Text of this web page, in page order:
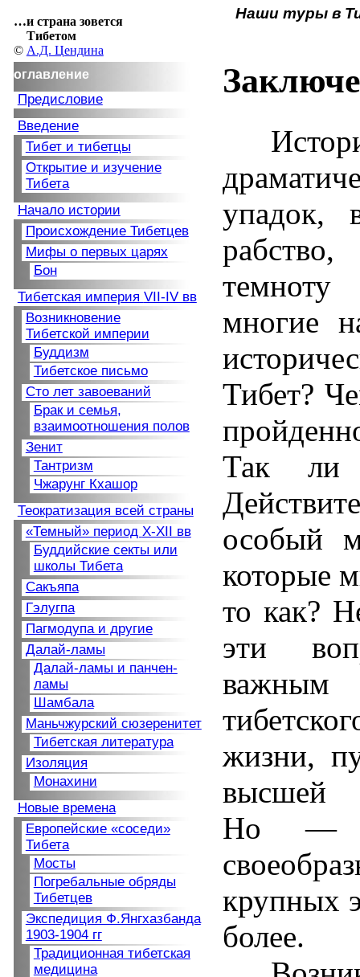
Наши туры в
…и страна зовется
Тибетом
© А.Д. Цендина
оглавление
Предисловие
Введение
Тибет и тибетцы
Открытие и изучение
Тибета
Начало истории
Происхождение Тибетцев
Мифы о первых царях
Бон
Тибетская империя VII-IV вв
Возникновение
Тибетской империи
Буддизм
Тибетское письмо
Сто лет завоеваний
Брак и семья,
взаимоотношения полов
Зенит
Тантризм
Чжарунг Кхашор
Теократизация всей страны
«Темный» период X-XII вв
Буддийские секты или
школы Тибета
Сакъяпа
Гэлугпа
Пагмодупа и другие
Далай-ламы
Далай-ламы и панчен-
ламы
Шамбала
Маньчжурский сюзеренитет
Тибетская литература
Изоляция
Монахини
Новые времена
Европейские «соседи»
Тибета
Мосты
Погребальные обряды
Тибетцев
Экспедиция Ф.Янгхазбанда
1903-1904 гг
Традиционная тибетская
медицина
упадок,
многие
Тибет?
Так ли
особый
которые
то как?
эти
важным
жизни,
высшей
Но —
крупных
более.